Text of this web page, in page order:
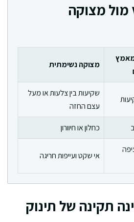
מצוקה
מצוקה נשימתית
שקיעות בין צלעות או מעל
עצם החזה
כחלון או חיוורון
אי שקט ועייפות חריגה
תקינה של תינוק